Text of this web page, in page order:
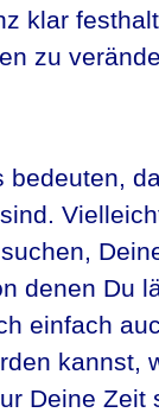
klar
zu
denen Du
einfach
kannst,
Deine Zeit